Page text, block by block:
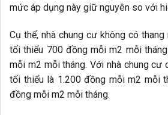
mức áp dụng này giữ nguyên so với
Cụ thể, nhà chung cư không có
tối thiểu 700 đồng mỗi m2 mỗi
mỗi m2 mỗi tháng. Với nhà chung cư
tối thiểu là 1.200 đồng mỗi m2 mỗi
đồng mỗi m2 mỗi tháng.